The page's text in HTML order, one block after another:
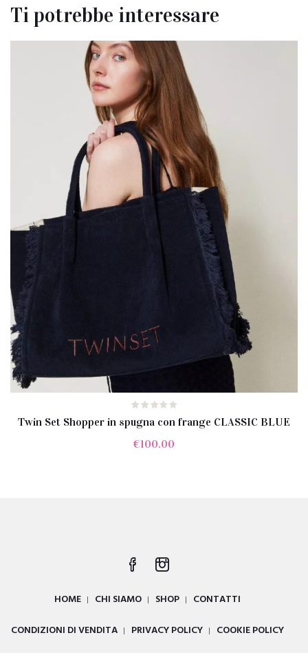
Ti potrebbe interessare
Twin Set Shopper in spugna con frange CLASSIC BLUE
€100.00
HOME CHI SIAMO SHOP
CONTATTI
CONDIZIONI DI VENDITA
PRIVACY POLICY COOKIE POLICY